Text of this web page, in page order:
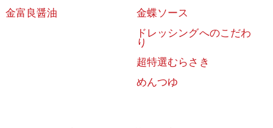
金富良醤油
金蝶ソース
ドレッシングへのこだわ
り
超特選むらさき
めんつゆ